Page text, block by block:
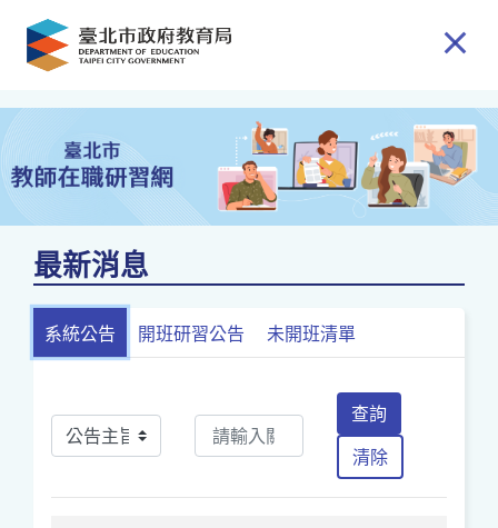
跳到主要內容
最新消息
系統公告 開班研習公告 未開班清單
查詢
清除